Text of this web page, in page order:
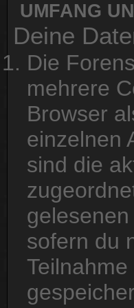
UMFANG
Deine
Die
mehrere
Browser
einzelnen
sind die
sofern du